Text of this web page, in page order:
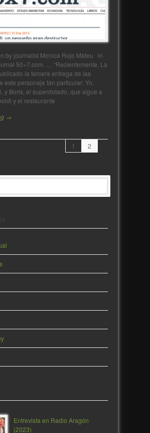
by journalist Monica Rojo Mateu in
50×7.com. … “Recientemente, La
la tercera entrega de las
este personaje tan particular: Yo,
y Boris, el superdotado, que sigue a
y el restaurante
→
1 2
Entrevista en Radio Aragón
(2023)